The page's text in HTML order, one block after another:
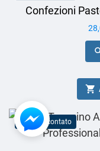
Confezioni

Prezzo scontato